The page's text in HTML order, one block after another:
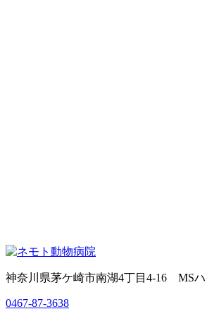
神奈川県茅ケ崎市南湖4丁目4-16 MSハ
0467-87-3638